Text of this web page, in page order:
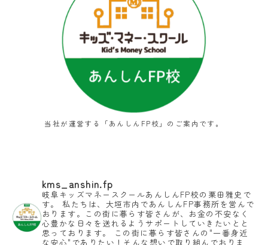
当社が運営する「あんしんFP校」のご案内です。
kms_anshin.fp
岐阜キッズマネースクールあんしんFP校の栗田雅史で
す。
私たちは、大垣市内であんしんFP事務所を営んで
おります。この街に暮らす皆さんが、お金の不安なく
心豊かな日々を送れるようサポートしていきたいとと
思っております。
この街に暮らす皆さんの"一番身近
な安心"でありたい！そんな想いで取り組んでおりま